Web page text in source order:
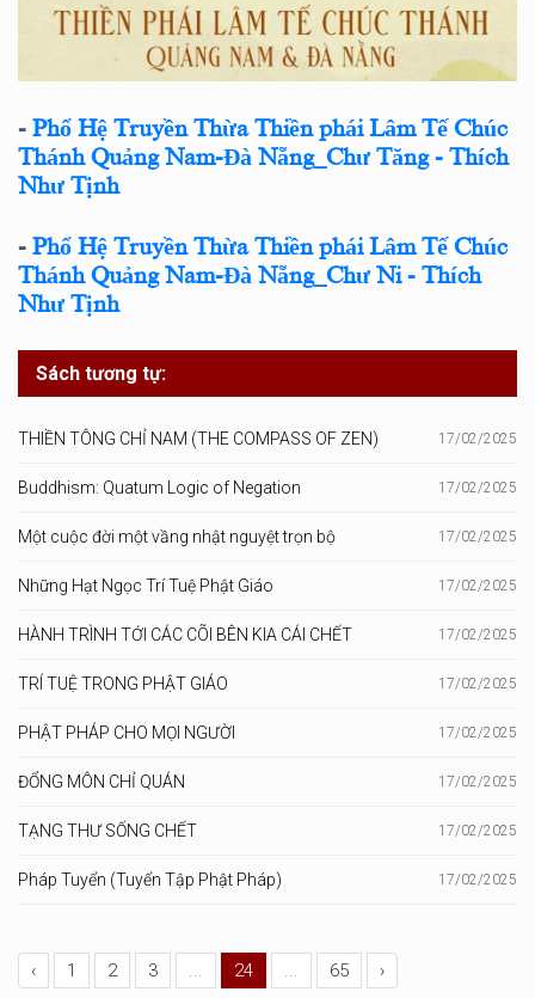
- Phổ Hệ Truyền Thừa Thiền phái Lâm Tế Chúc
Thánh Quảng Nam-Đà Nẵng_Chư Tăng - Thích
Như Tịnh
- Phổ Hệ Truyền Thừa Thiền phái Lâm Tế Chúc
Thánh Quảng Nam-Đà Nẵng_Chư Ni - Thích
Như Tịnh
Sách tương tự:
THIỀN TÔNG CHỈ NAM (THE COMPASS OF ZEN) 17/02/2025
Buddhism: Quatum Logic of Negation 17/02/2025
Một cuộc đời một vầng nhật nguyệt trọn bộ 17/02/2025
Những Hạt Ngọc Trí Tuệ Phật Giáo 17/02/2025
HÀNH TRÌNH TỚI CÁC CÕI BÊN KIA CÁI CHẾT 17/02/2025
TRÍ TUỆ TRONG PHẬT GIÁO 17/02/2025
PHẬT PHÁP CHO MỌI NGƯỜI 17/02/2025
ĐỔNG MÔN CHỈ QUÁN 17/02/2025
TẠNG THƯ SỐNG CHẾT 17/02/2025
Pháp Tuyển (Tuyển Tập Phật Pháp) 17/02/2025
‹ 1 2 3 ... 24 ... 65 ›